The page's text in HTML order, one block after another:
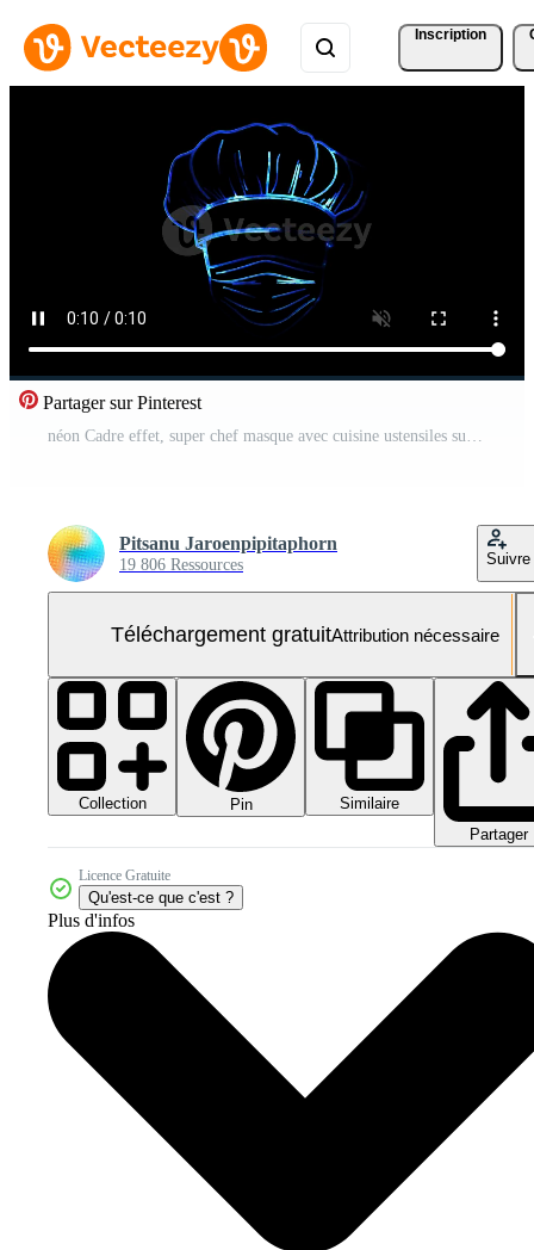
Inscription
Partager sur Pinterest
néon Cadre effet, super chef masque avec cuisine ustensiles sur noir Contexte Vidéo Gratuite
Pitsanu Jaroenpipitaphorn
19 806 Ressources Suivre
Téléchargement gratuitAttribution nécessaire
Collection Pin
Similaire
Partager
Licence Gratuite
Qu'est-ce que c'est ?
Plus d'infos